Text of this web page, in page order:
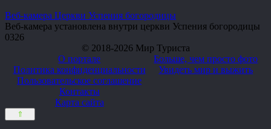
Веб-камера Церкви Успения богородицы
Веб-камера установлена внутри церкви Успения богородицы
0326
© 2018-2026 Мир Туриста
О портале
Политика конфиденциальности
Пользовательское соглашение
Контакты
Карта сайта
Больше, чем просто фото
Увидеть мир и выжить